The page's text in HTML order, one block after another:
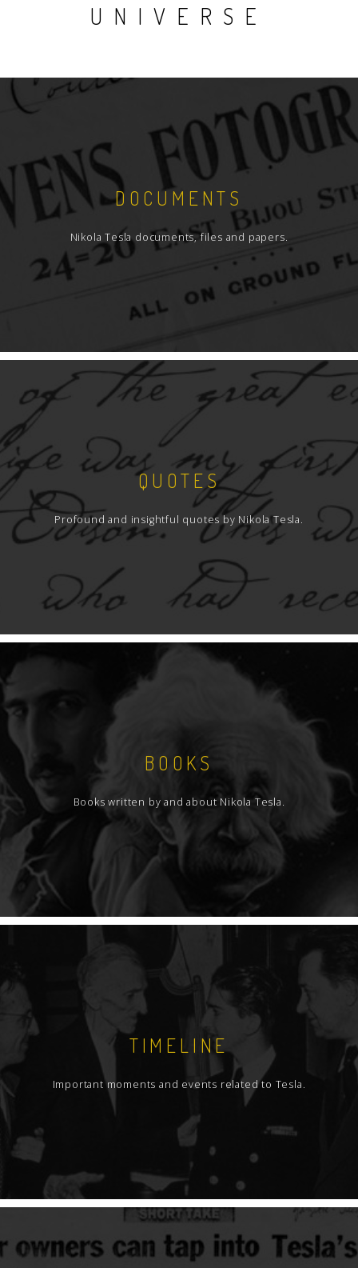
UNIVERSE
DOCUMENTS
Nikola Tesla documents, files and papers.
QUOTES
Profound and insightful quotes by Nikola Tesla.
BOOKS
Books written by and about Nikola Tesla.
TIMELINE
Important moments and events related to Tesla.